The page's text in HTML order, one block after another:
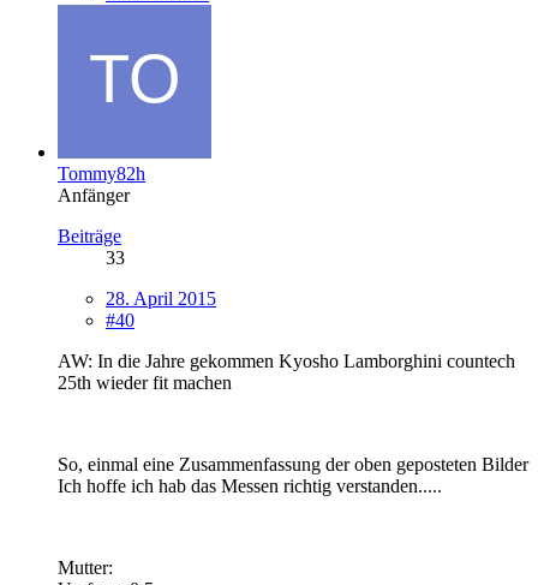
Tommy82h
Anfänger
Beiträge
33
28. April 2015
#40
AW: In die Jahre gekommen Kyosho Lamborghini countech
25th wieder fit machen
So, einmal eine Zusammenfassung der oben geposteten Bilder
Ich hoffe ich hab das Messen richtig verstanden.....
Mutter: